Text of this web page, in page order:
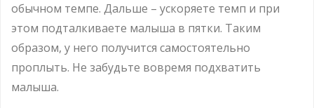
обычном темпе. Дальше – ускоряете темп и при
этом подталкиваете малыша в пятки. Таким
образом, у него получится самостоятельно
проплыть. Не забудьте вовремя подхватить
малыша.